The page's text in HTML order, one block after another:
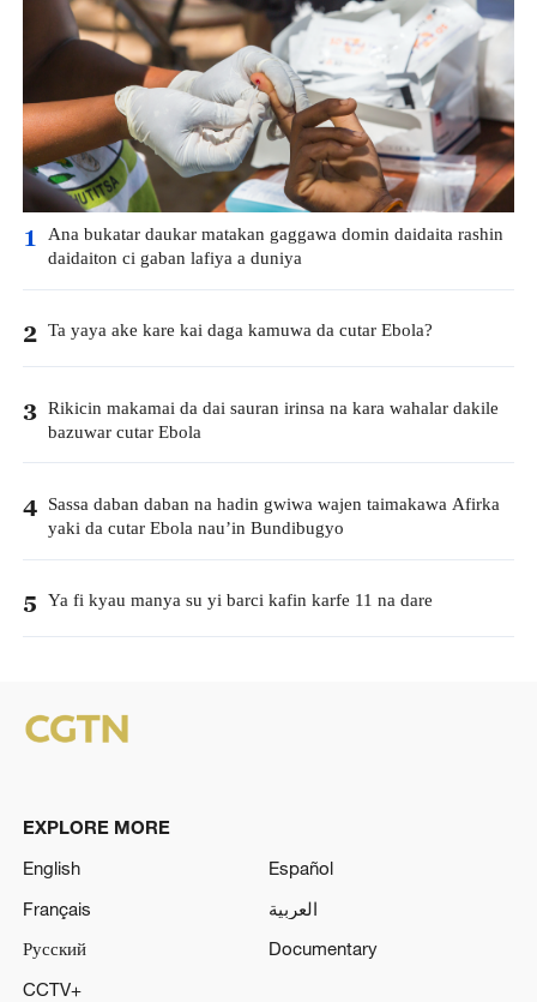
1 Ana bukatar daukar matakan gaggawa domin daidaita rashin
daidaiton ci gaban lafiya a duniya
2 Ta yaya ake kare kai daga kamuwa da cutar Ebola?
3 Rikicin makamai da dai sauran irinsa na kara wahalar dakile
bazuwar cutar Ebola
4 Sassa daban daban na hadin gwiwa wajen taimakawa Afirka
yaki da cutar Ebola nau’in Bundibugyo
5 Ya fi kyau manya su yi barci kafin karfe 11 na dare
EXPLORE MORE
English
Español
Français
العربية
Русский
Documentary
CCTV+